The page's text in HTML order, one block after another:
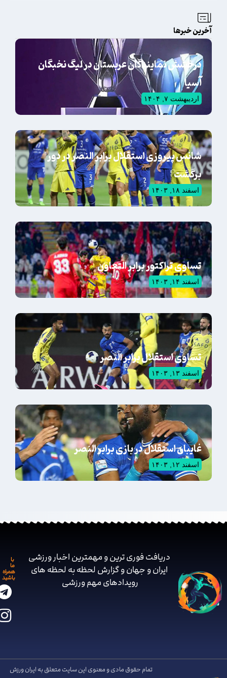
آخرین خبرها
درخشش نمایندگان عربستان در لیگ نخبگان
آسیا
اردیبهشت ۷, ۱۴۰۴
شانس پیروزی استقلال برابر النصر در دور
برگشت
اسفند ۱۸, ۱۴۰۳
تساوی تراکتور برابر التعاون
اسفند ۱۴, ۱۴۰۳
تساوی استقلال برابر النصر
اسفند ۱۳, ۱۴۰۳
غایبان استقلال در بازی برابر النصر
اسفند ۱۲, ۱۴۰۳
دریافت فوری ترین و مهمترین اخبار ورزشی
ایران و جهان و گزارش لحظه به لحظه های
رویدادهای مهم ‌ورزشی
همراه
باشید
تمام حقوق مادی و معنوی این سایت متعلق به ایران ورزش